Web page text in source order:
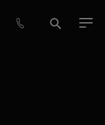
M
H
S